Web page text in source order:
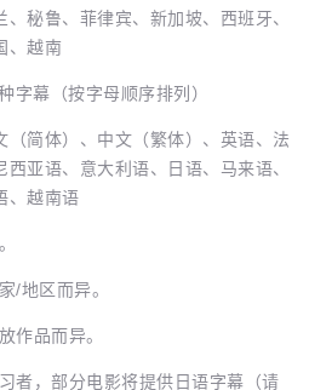
秘鲁、菲律宾、新加坡、西班牙、
、越南
幕（按字母顺序排列）
简体）、中文（繁体）、英语、法
亚语、意大利语、日语、马来语、
、越南语
地区而异。
品而异。
，部分电影将提供日语字幕（请